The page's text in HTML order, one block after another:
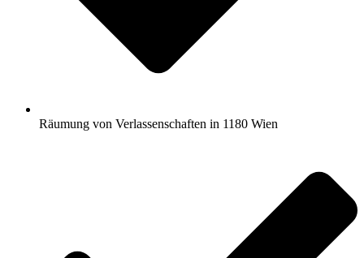
Räumung von Verlassenschaften in 1180 Wien